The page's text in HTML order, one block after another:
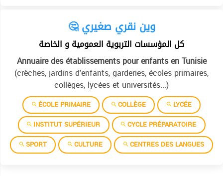
🤔 وين نقري صغيري
كل المؤسسات التربوية العمومية و الخاصة
Annuaire des établissements pour enfants en Tunisie
(crèches, jardins d'enfants, garderies, écoles primaires,
collèges, lycées et universités...)
ÉCOLE PRIMAIRE COLLÈGE
LYCÉE
INSTITUT SUPÉRIEUR
CYCLE PRÉPARATOIRE
SPORT
CULTURE CENTRES DES LANGUES